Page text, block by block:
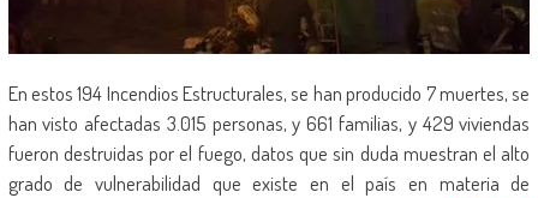
En estos 194 Incendios Estructurales, se han producido 7 muertes, se
han visto afectadas 3.015 personas, y 661 familias, y 429 viviendas
fueron destruidas por el fuego, datos que sin duda muestran el alto
grado de vulnerabilidad que existe en el país en materia de